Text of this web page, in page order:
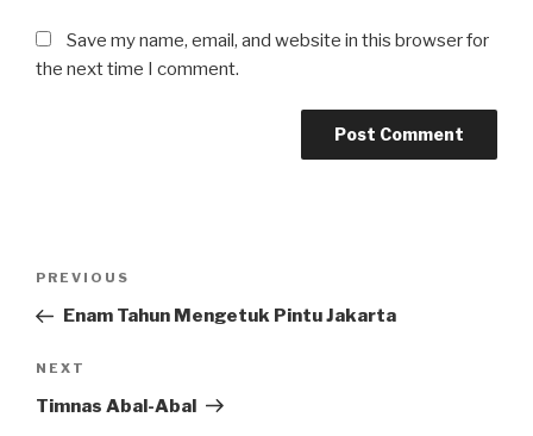
Save my name, email, and website in this browser for
the next time I comment.
Previous
Post
PREVIOUS
Enam Tahun Mengetuk Pintu Jakarta
Next
Post
NEXT
Timnas Abal-Abal